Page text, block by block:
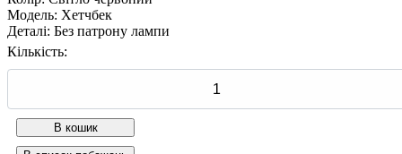
Модель: Хетчбек
Деталі: Без патрону лампи
Кількість: